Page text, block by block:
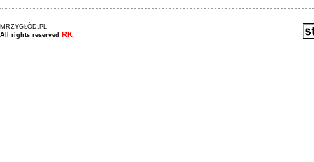
MRZYGŁÓD.PL
All rights reserved RK